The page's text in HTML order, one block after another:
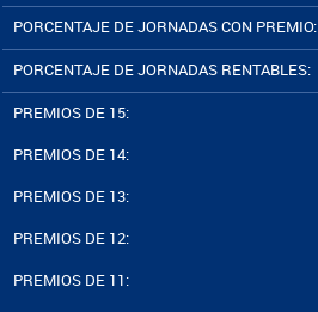
PORCENTAJE DE JORNADAS CON PREMIO:
PORCENTAJE DE JORNADAS RENTABLES:
PREMIOS DE 15:
PREMIOS DE 14:
PREMIOS DE 13:
PREMIOS DE 12:
PREMIOS DE 11: